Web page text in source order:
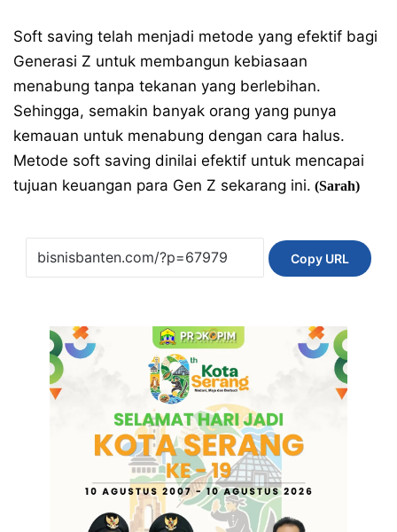
Soft saving telah menjadi metode yang efektif bagi
Generasi Z untuk membangun kebiasaan
menabung tanpa tekanan yang berlebihan.
Sehingga, semakin banyak orang yang punya
kemauan untuk menabung dengan cara halus.
Metode soft saving dinilai efektif untuk mencapai
tujuan keuangan para Gen Z sekarang ini. (Sarah)
Copy URL